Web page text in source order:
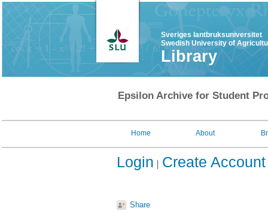
Sveriges lantbruksuniversitet
Swedish University of
Library
Epsilon Archive for Student
Home About
Login Create Account
Share